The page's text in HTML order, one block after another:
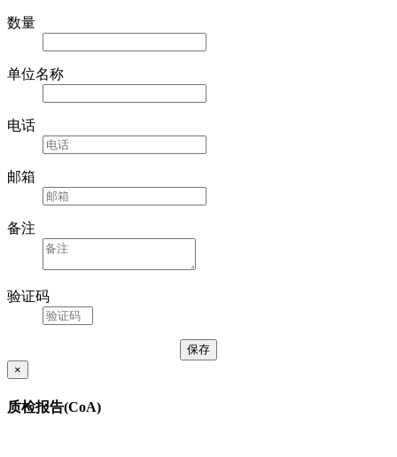
数量
单位名称
电话
邮箱
备注
验证码
×
质检报告(CoA)